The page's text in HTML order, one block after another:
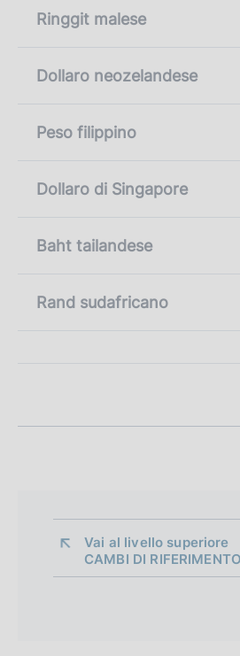
Ringgit malese
Dollaro neozelandese
Peso filippino
Dollaro di Singapore
Baht tailandese
Rand sudafricano
Vai al livello superiore
CAMBI DI